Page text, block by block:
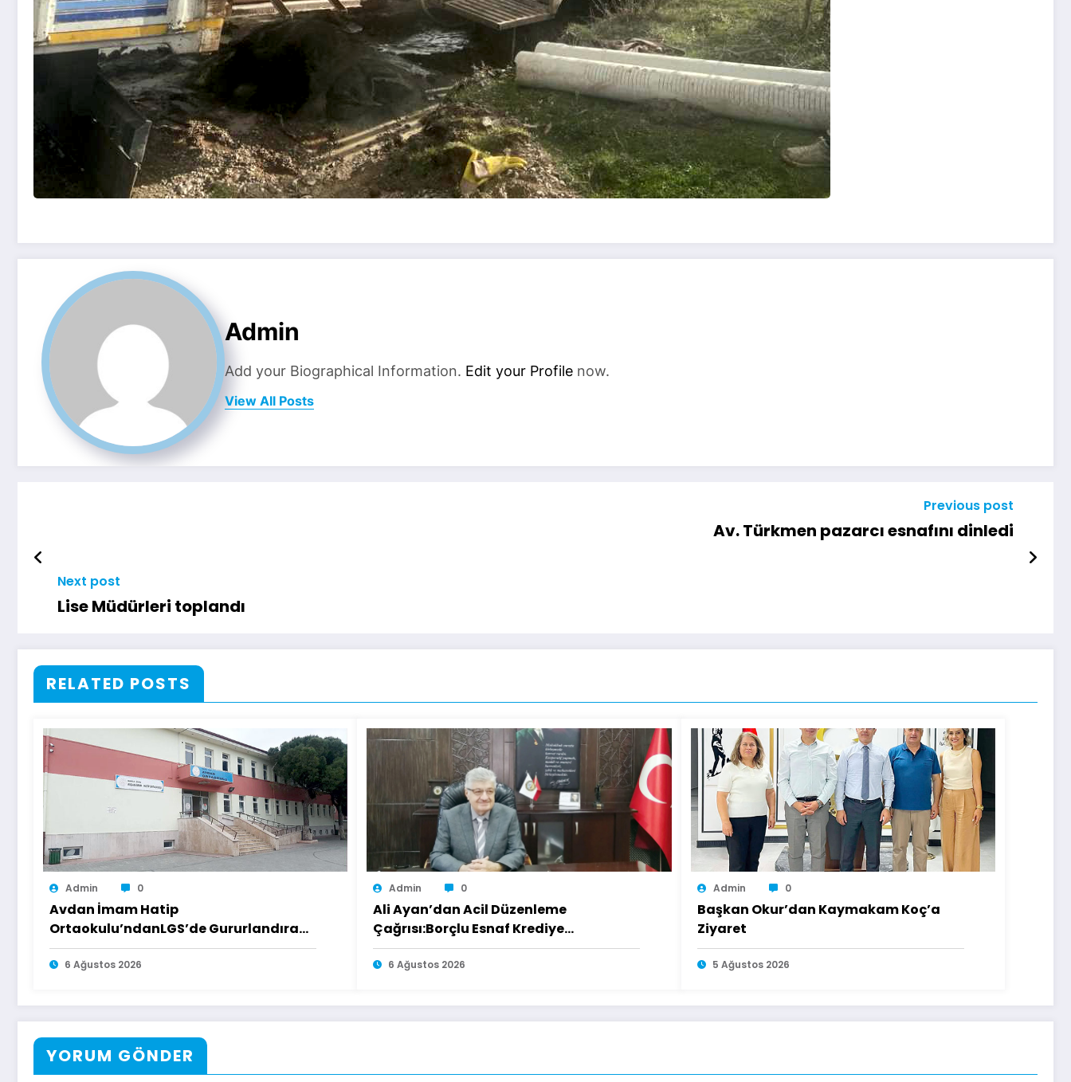
Admin
Add your Biographical Information. Edit your Profile now.
View All Posts
Previous post
Av. Türkmen pazarcı esnafını dinledi
Next post
Lise Müdürleri toplandı
RELATED POSTS
Admin 0
Avdan İmam Hatip
Ortaokulu’ndanLGS’de Gururlandıran
Başarı
6 Ağustos 2026
Admin 0
Ali Ayan’dan Acil Düzenleme
Çağrısı:Borçlu Esnaf Krediye
Ulaşamıyor
6 Ağustos 2026
Admin 0
Başkan Okur’dan Kaymakam Koç’a
Ziyaret
5 Ağustos 2026
YORUM GÖNDER